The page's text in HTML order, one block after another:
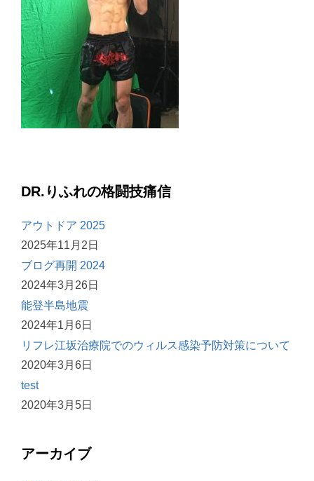
DR.りふれの格闘技痛信
アウトドア 2025
2025年11月2日
ブログ再開 2024
2024年3月26日
能登半島地震
2024年1月6日
リフレ江坂治療院でのウィルス感染予防対策について
2020年3月6日
test
2020年3月5日
アーカイブ